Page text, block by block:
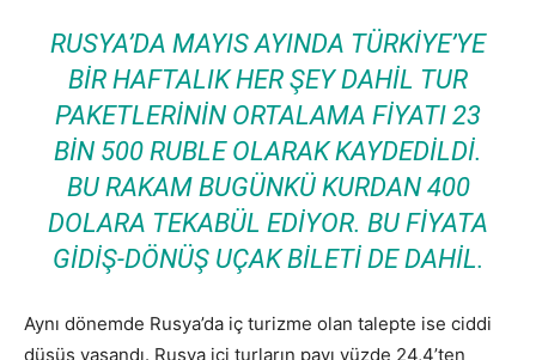
RUSYA’DA MAYIS AYINDA TÜRKIYE’YE
BIR HAFTALIK HER ŞEY DAHIL TUR
PAKETLERININ ORTALAMA FIYATI 23
BIN 500 RUBLE OLARAK KAYDEDILDI.
BU RAKAM BUGÜNKÜ KURDAN 400
DOLARA TEKABÜL EDIYOR. BU FIYATA
GIDIŞ-DÖNÜŞ UÇAK BILETI DE DAHIL.
Aynı dönemde Rusya’da iç turizme olan talepte ise ciddi
düşüş yaşandı. Rusya içi turların payı yüzde 24,4’ten